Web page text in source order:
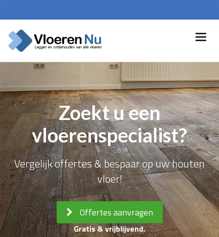
Zoekt u een
vloerenspecialist?
Vergelijk offertes & bespaar op uw houten
vloer!
Offertes aanvragen
Gratis & vrijblijvend.